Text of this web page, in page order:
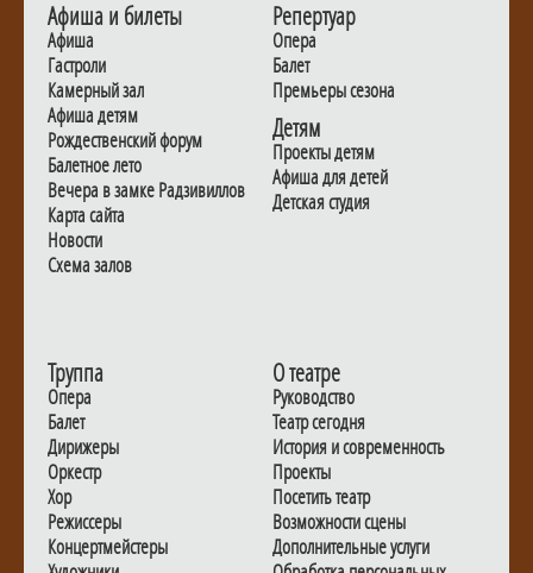
Афиша и билеты
Афиша
Гастроли
Камерный зал
Афиша детям
Рождественский форум
Балетное лето
Вечера в замке Радзивиллов
Карта сайта
Новости
Схема залов
Репертуар
Опера
Балет
Премьеры сезона
Детям
Проекты детям
Афиша для детей
Детская студия
Труппа
Опера
Балет
Дирижеры
Оркестр
Хор
Режиссеры
Концертмейстеры
О театре
Руководство
Театр сегодня
История и современность
Проекты
Посетить театр
Возможности сцены
Дополнительные услуги